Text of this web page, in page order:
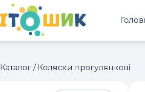
Каталог / Коляски прогулянкові